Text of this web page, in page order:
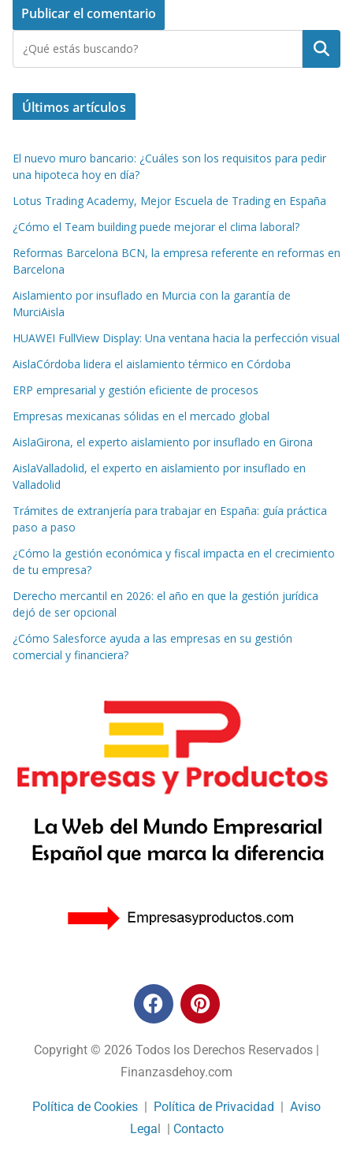
Buscar
Últimos artículos
El nuevo muro bancario: ¿Cuáles son los requisitos para pedir
una hipoteca hoy en día?
Lotus Trading Academy, Mejor Escuela de Trading en España
¿Cómo el Team building puede mejorar el clima laboral?
Reformas Barcelona BCN, la empresa referente en reformas en
Barcelona
Aislamiento por insuflado en Murcia con la garantía de
MurciAisla
HUAWEI FullView Display: Una ventana hacia la perfección visual
AislaCórdoba lidera el aislamiento térmico en Córdoba
ERP empresarial y gestión eficiente de procesos
Empresas mexicanas sólidas en el mercado global
AislaGirona, el experto aislamiento por insuflado en Girona
AislaValladolid, el experto en aislamiento por insuflado en
Valladolid
Trámites de extranjería para trabajar en España: guía práctica
paso a paso
¿Cómo la gestión económica y fiscal impacta en el crecimiento
de tu empresa?
Derecho mercantil en 2026: el año en que la gestión jurídica
dejó de ser opcional
¿Cómo Salesforce ayuda a las empresas en su gestión
comercial y financiera?
Copyright © 2026 Todos los Derechos Reservados |
Finanzasdehoy.com
Política de Cookies | Política de Privacidad | Aviso
Legal | Contacto